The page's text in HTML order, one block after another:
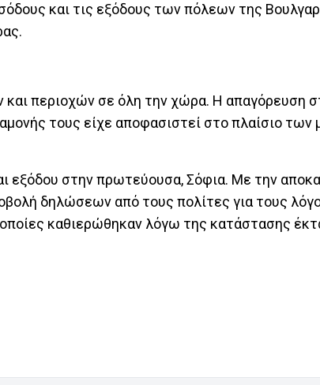
και τις εξόδους των πόλεων της
και περιοχών σε όλη την χώρα. Η απαγόρευση
τους είχε αποφασιστεί στο πλαίσιο
εξόδου στην πρωτεύουσα, Σόφια. Με την
δηλώσεων από τους πολίτες για τους
καθιερώθηκαν λόγω της κατάστασης